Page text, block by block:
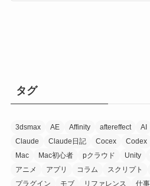
タグ
3dsmax AE Affinity aftereffect AI
Claude
Claude日記 Cocex Codex
Mac
Mac初心者 pクラウド Unity
アニメ
アプリ コラム スクリプト
プラグイン
モブ リファレンス 仕事